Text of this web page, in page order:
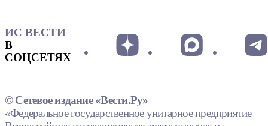
ИС ВЕСТИ
В
СОЦСЕТЯХ
© Сетевое издание «Вести.Ру»
«Федеральное государственное унитарное предприятие